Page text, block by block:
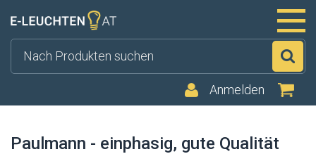
Anmelden
Paulmann - einphasig, gute Qualität